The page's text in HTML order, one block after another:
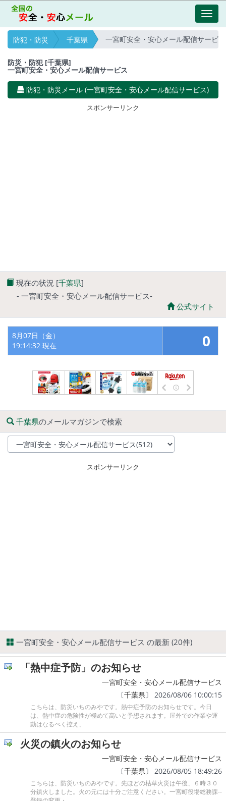
防犯・防災
千葉県 一宮町安全・安心メール配信サービス
防災・防犯 [千葉県]
一宮町安全・安心メール配信サービス
防犯・防災メール (一宮町安全・安心メール配信サービス)
スポンサーリンク
現在の状況 [千葉県]
- 一宮町安全・安心メール配信サービス-
公式サイト
8月07日（金）
19:14:32 現在
0
千葉県のメールマガジンで検索
スポンサーリンク
一宮町安全・安心メール配信サービス の最新 (20件)
「熱中症予防」のお知らせ
一宮町安全・安心メール配信サービス
〔千葉県〕 2026/08/06 10:00:15
こちらは、防災いちのみやです。熱中症予防のお知らせです。今日
は、熱中症の危険性が極めて高いと予想されます。屋外での作業や運
動はなるべく控え、
火災の鎮火のお知らせ
一宮町安全・安心メール配信サービス
〔千葉県〕 2026/08/05 18:49:26
こちらは、防災いちのみやです。先ほどの枯草火災は午後、６時３０
分鎮火しました。火の元には十分ご注意ください。一宮町役場総務課--